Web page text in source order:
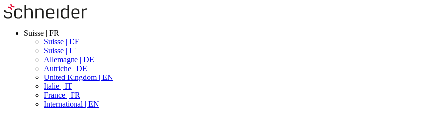
Suisse | FR
Suisse | DE
Suisse | IT
Allemagne | DE
Autriche | DE
United Kingdom | EN
Italie | IT
France | FR
International | EN